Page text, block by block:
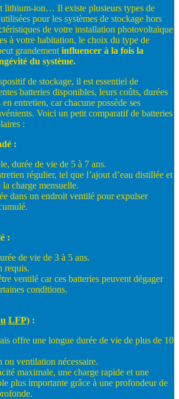
lithium-ion… Il existe plusieurs types de
pour les systèmes de stockage hors
de votre installation photovoltaïque
à votre habitation, le choix du type de
grandement influencer à la fois la
du système.
de stockage, il est essentiel de
batteries disponibles, leurs coûts, durées
entretien, car chacune possède ses
Voici un petit comparatif de batteries
:
:
durée de vie de 5 à 7 ans.
régulier, tel que l’ajout d’eau distillée et
charge mensuelle.
dans un endroit ventilé pour expulser
:
de vie de 3 à 5 ans.
requis.
ventilé car ces batteries peuvent dégager
conditions.
LFP) :
offre une longue durée de vie de plus de 10
ou ventilation nécessaire.
maximale, une charge rapide et une
plus importante grâce à une profondeur de